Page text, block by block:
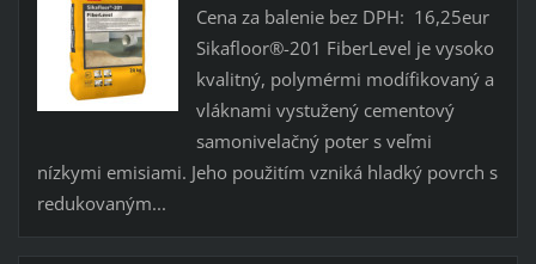
Cena za balenie bez DPH: 16,25eur
Sikafloor®-201 FiberLevel je vysoko
kvalitný, polymérmi modífikovaný a
vláknami vystužený cementový
samonivelačný poter s veľmi
nízkymi emisiami. Jeho použitím vzniká hladký povrch s
redukovaným...